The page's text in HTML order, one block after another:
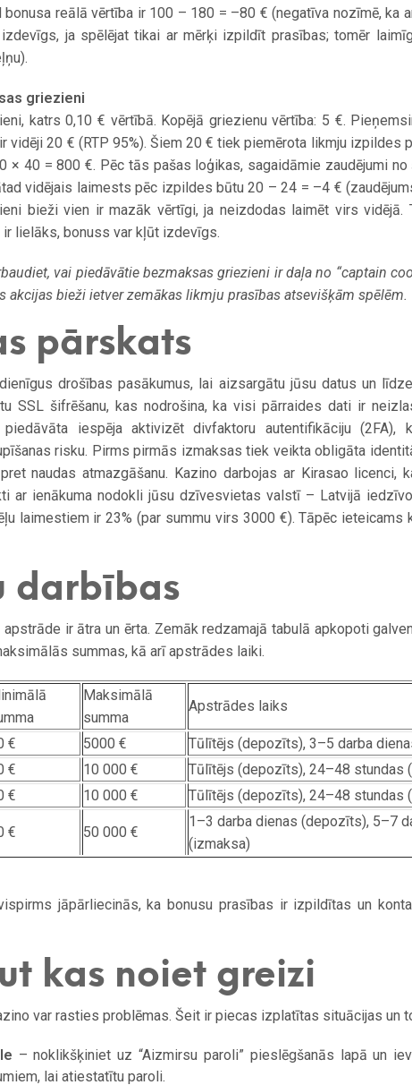
bonusa reālā vērtība ir 100 – 180 = –80 € (negatīva nozīmē, ka
ja spēlējat tikai ar mērķi izpildīt prasības; tomēr
griezieni
katrs 0,10 € vērtībā. Kopējā griezienu vērtība: 5 €.
vidēji 20 € (RTP 95%). Šiem 20 € tiek piemērota likmju izpildes
× 40 = 800 €. Pēc tās pašas loģikas, sagaidāmie zaudējumi
vidējais laimests pēc izpildes būtu 20 – 24 = –4 €
bieži vien ir mazāk vērtīgi, ja neizdodas laimēt virs vidējā.
lielāks, bonuss var kļūt izdevīgs.
vai piedāvātie bezmaksas griezieni ir daļa no “captain
akcijas bieži ietver zemākas likmju prasības atsevišķām spēlēm.
pārskats
drošības pasākumus, lai aizsargātu jūsu datus un
SSL šifrēšanu, kas nodrošina, ka visi pārraides dati ir
iespēja aktivizēt divfaktoru autentifikāciju (2FA),
risku. Pirms pirmās izmaksas tiek veikta obligāta
naudas atmazgāšanu. Kazino darbojas ar Kirasao licenci,
ar ienākuma nodokli jūsu dzīvesvietas valstī – Latvijā
laimestiem ir 23% (par summu virs 3000 €). Tāpēc ieteicams
darbības
ir ātra un ērta. Zemāk redzamajā tabulā apkopoti
summas, kā arī apstrādes laiki.
Maksimālā
summa
Apstrādes laiks
€ 5000 €
Tūlītējs (depozīts), 3–5 darba
€ 10 000 €
Tūlītējs (depozīts), 24–48 stundas
€ 10 000 €
Tūlītējs (depozīts), 24–48 stundas
€ 50 000 €
1–3 darba dienas (depozīts), 5–7
(izmaksa)
jāpārliecinās, ka bonusu prasības ir izpildītas un
kas noiet greizi
var rasties problēmas. Šeit ir piecas izplatītas situācijas un
– noklikšķiniet uz “Aizmirsu paroli” pieslēgšanās lapā un
lai atiestatītu paroli.